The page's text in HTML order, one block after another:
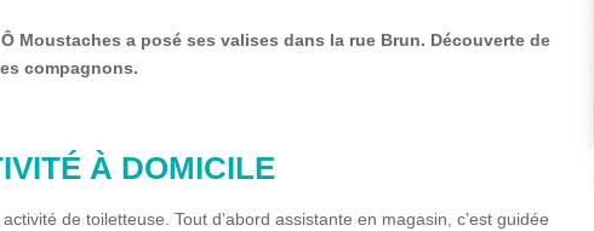
Moustaches a posé ses valises dans la rue Brun. Découverte de
compagnons.
À DOMICILE
de toiletteuse. Tout d’abord assistante en magasin, c’est guidée